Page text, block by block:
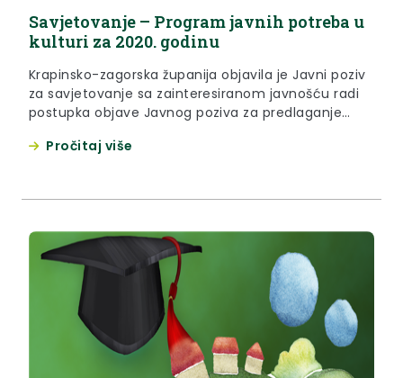
Savjetovanje – Program javnih potreba u
kulturi za 2020. godinu
Krapinsko-zagorska županija objavila je Javni poziv
za savjetovanje sa zainteresiranom javnošću radi
postupka objave Javnog poziva za predlaganje
kulturi Krapinsko-zagorske županije za 2020. godinu.
Pročitaj više